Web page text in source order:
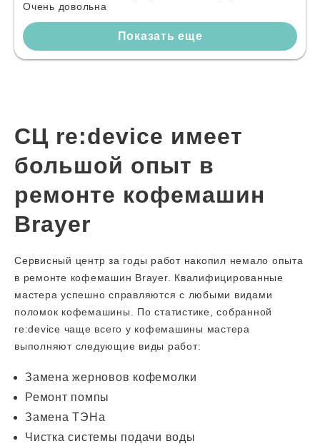
Очень довольна
Показать еще
СЦ re:device имеет
большой опыт в
ремонте кофемашин
Brayer
Сервисный центр за годы работ накопил немало опыта
в ремонте кофемашин Brayer. Квалифицированные
мастера успешно справляются с любыми видами
поломок кофемашины. По статистике, собранной
re:device чаще всего у кофемашины мастера
выполняют следующие виды работ:
Замена жерновов кофемолки
Ремонт помпы
Замена ТЭНа
Чистка системы подачи воды